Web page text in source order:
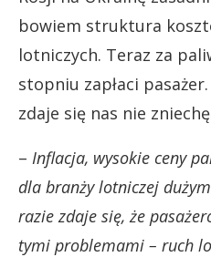
bowiem struktura
lotniczych. Teraz za
stopniu zapłaci
zdaje się nas nie
– Inflacja, wysokie ceny
dla branży lotniczej
razie zdaje się, że
tymi problemami – ruch